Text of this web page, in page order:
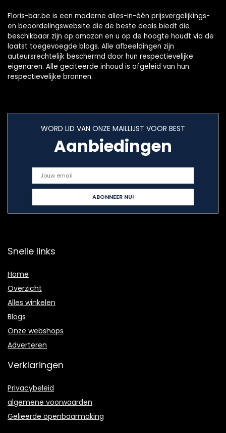
Floris-bar.be is een moderne alles-in-één prijsvergelijkings-
en beoordelingswebsite die de beste deals biedt die
beschikbaar zijn op amazon en u op de hoogte houdt via de
laatst toegevoegde blogs. Alle afbeeldingen zijn
auteursrechtelijk beschermd door hun respectievelijke
eigenaren. Alle geciteerde inhoud is afgeleid van hun
respectievelijke bronnen.
WORD LID VAN ONZE MAILLIJST VOOR BEST
Aanbiedingen
Snelle links
Home
Overzicht
Alles winkelen
Blogs
Onze webshops
Adverteren
Verklaringen
Privacybeleid
algemene voorwaarden
Gelieerde openbaarmaking